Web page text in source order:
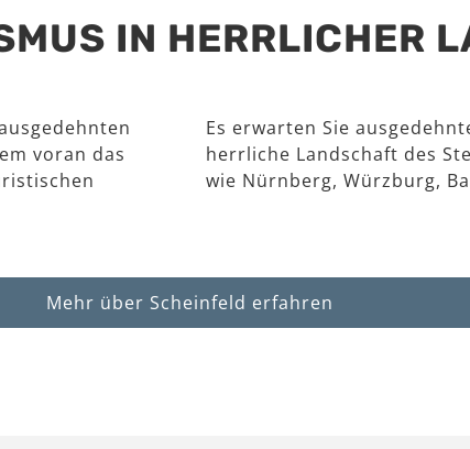
IN HERRLICHER
voran das
Es erwarten Sie
herrliche Landschaft des
wie Nürnberg, Würzburg,
Mehr über Scheinfeld erfahren